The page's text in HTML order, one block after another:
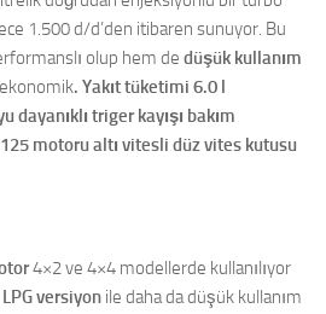
1.500 d/d’den itibaren sunuyor. Bu
olup hem de düşük kullanım
. Yakıt tüketimi 6.0 l
triger kayışı bakım
motoru altı vitesli düz vites kutusu
4×2 ve 4×4 modellerde kullanılıyor
versiyon ile daha da düşük kullanım